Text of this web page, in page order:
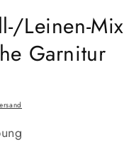
Leinen-Mix
Garnitur